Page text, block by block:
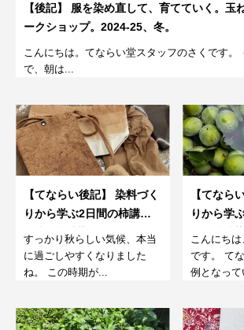
【後記】 服を染め直して、育てていく。玉
ークショップ。2024-25、冬。
こんにちは。てならい堂スタッフのさくです。
で、朝は...
【てならい後記】 染料づく
りから学ぶ2日間の柿講習<
後半> 柿渋染めワークショ
ップ。2024
すっかり秋らしい気候、本当
に過ごしやすくなりました
ね。 この時期が...
【てなら
りから学
習。柿渋
プ。2024
こんにち
です。 て
例となって